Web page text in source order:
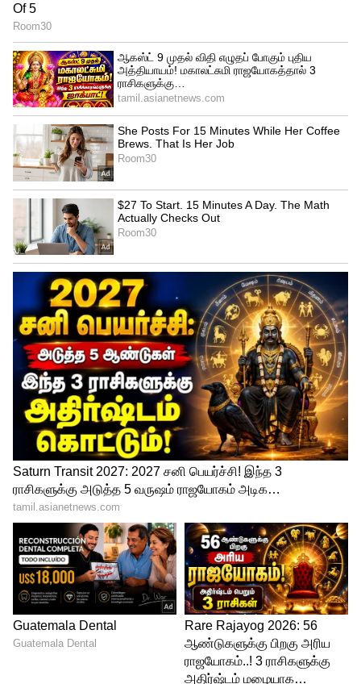
3
4
Image Credit :X
மீண்டும் பேசப்படும் இருவரின் நட்பு
விஜய் மற்றும் த்ரிஷா இணைந்து நடித்த
திரைப்படங்கள், பொதுநிகழ்ச்சிகளில்
இருவரும் ஒன்றாகக் காணப்பட்ட
சம்பவங்கள் ஆகியவை கடந்த சில
மாதங்களாக இணையத்தில் பல்வேறு
விவாதங்களுக்கு வழிவகுத்தன.
இருப்பினும், இருவரும் தனிப்பட்ட
வாழ்க்கை தொடர்பான எந்த
வதந்திகளுக்கும் இதுவரை
பொதுவெளியில் பதிலளிக்கவில்லை.